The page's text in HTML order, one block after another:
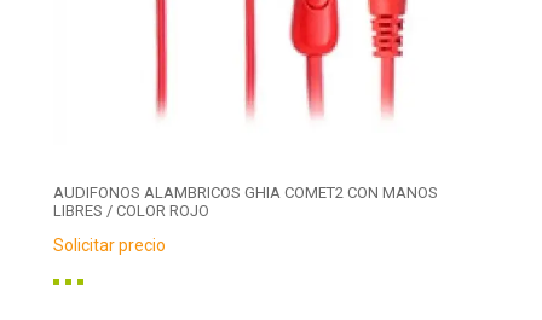
AUDIFONOS ALAMBRICOS GHIA COMET2 CON MANOS
LIBRES / COLOR ROJO
Solicitar precio